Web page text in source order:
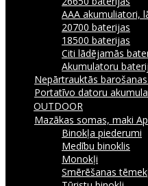
AAA akumuliatori,
20700 baterijas
18500 baterijas
Citi lādējamās
Akumulatoru
Nepārtrauktās
Portatīvo datoru
OUTDOOR
Mazākas somas, maki
Binokļa piederumi
Medību binoklis
Monokļi
Smērēšanas